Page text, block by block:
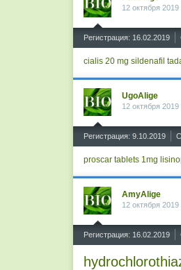
12 октября 2019
Регистрация: 16.02.2019
cialis 20 mg sildenafil
UgoAlige
12 октября 2019
Регистрация: 9.10.2019
proscar tablets 1mg
AmyAlige
12 октября 2019
Регистрация: 16.02.2019